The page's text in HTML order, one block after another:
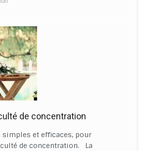
de concentration
simples et efficaces, pour
de concentration. La